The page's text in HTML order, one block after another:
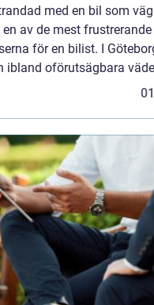
med en bil som
en av de mest frustrerande
för en bilist. I
ibland oförutsägbara
realitet för ...